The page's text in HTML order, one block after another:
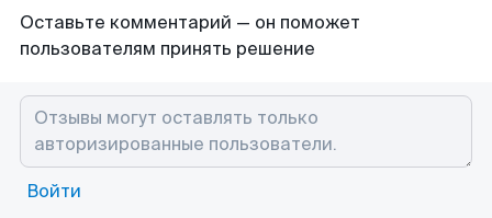
Оставьте комментарий — он поможет
пользователям принять решение
Войти